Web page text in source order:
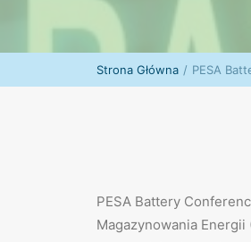
Strona Główna PESA
PESA Battery
Magazynowania